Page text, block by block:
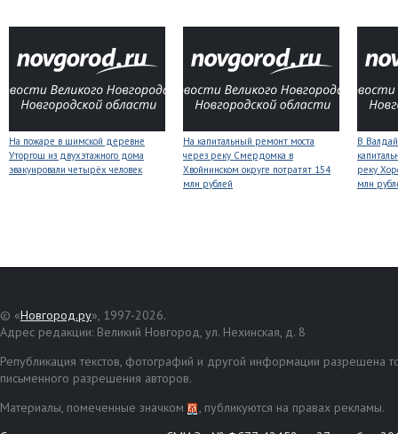
На пожаре в шимской деревне
Уторгош из двухэтажного дома
эвакуировали четырёх человек
На капитальный ремонт моста
через реку Смердомка в
Хвойнинском округе потратят 154
млн рублей
В
реку
млн
© «Новгород.ру», 1997-2026.
Адрес редакции: Великий Новгород, ул. Нехинская, д. 8
Републикация текстов, фотографий и другой информации разрешена
письменного разрешения авторов.
Материалы, помеченные значком
, публикуются на правах рекламы.